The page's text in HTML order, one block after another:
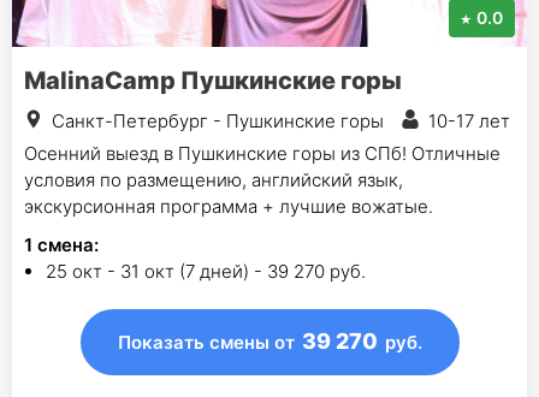
0.0
MalinaCamp Пушкинские горы
Санкт-Петербург - Пушкинские горы
10-17 лет
Осенний выезд в Пушкинские горы из СПб! Отличные
условия по размещению, английский язык,
экскурсионная программа + лучшие вожатые.
1 смена:
25 окт - 31 окт (7 дней) - 39 270 руб.
Показать смены от 39 270 руб.